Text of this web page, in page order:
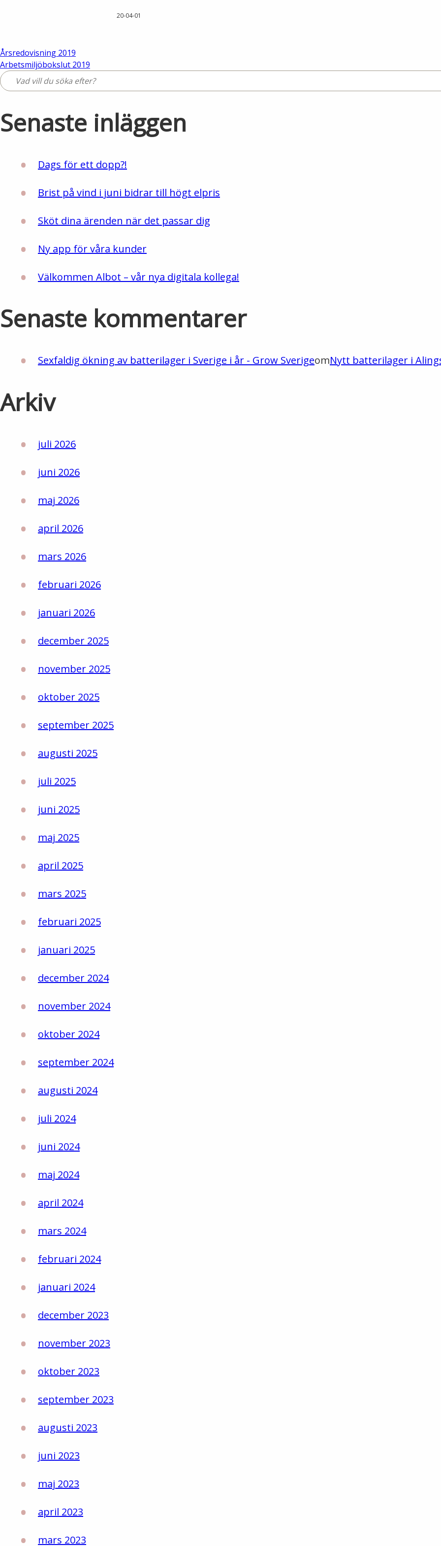
20-04-01
Inläggsnavigering
Årsredovisning 2019
Arbetsmiljöbokslut 2019
Senaste inläggen
Dags för ett dopp?!
Brist på vind i juni bidrar till högt elpris
Sköt dina ärenden när det passar dig
Ny app för våra kunder
Välkommen Albot – vår nya digitala kollega!
Senaste kommentarer
Sexfaldig ökning av batterilager i Sverige i år - Grow SverigeomNytt batterilager i
Arkiv
juli 2026
juni 2026
maj 2026
april 2026
mars 2026
februari 2026
januari 2026
december 2025
november 2025
oktober 2025
september 2025
augusti 2025
juli 2025
juni 2025
maj 2025
april 2025
mars 2025
februari 2025
januari 2025
december 2024
november 2024
oktober 2024
september 2024
augusti 2024
juli 2024
juni 2024
maj 2024
april 2024
mars 2024
februari 2024
januari 2024
december 2023
november 2023
oktober 2023
september 2023
augusti 2023
juni 2023
maj 2023
april 2023
mars 2023